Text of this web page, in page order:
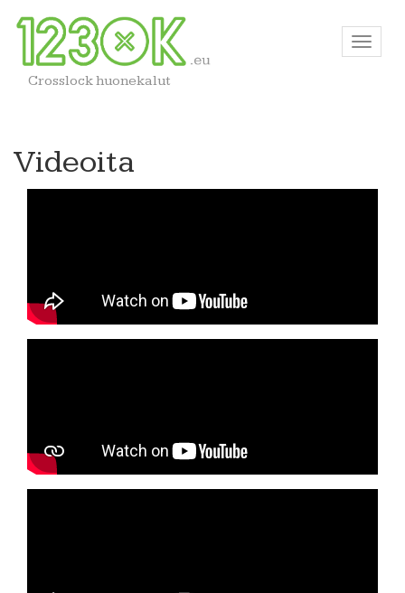
Crosslock huonekalut
Videoita